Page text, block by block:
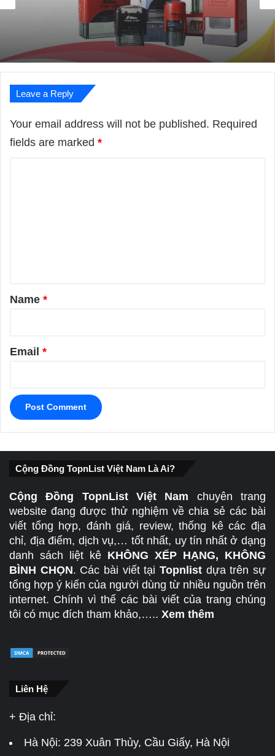
28/08/2022
Top 10 Địa Chỉ Khắc Dấu Uy Tín Ở Hà Nội
Leave a Reply
Your email address will not be published. Required
fields are marked *
*
Name *
Email *
Cộng Đồng TopnList Việt Nam Là Ai?
Cộng Đồng TopnList Việt Nam chuyên trang
website đang được thử nghiệm về chia sẻ các bài
viết tổng hợp, đánh giá, review, thống kê các địa
chỉ, địa điểm, dịch vụ,… tốt nhất, uy tín nhất ở dạng
danh sách liệt kê KHÔNG XẾP HẠNG, KHÔNG
BÌNH CHỌN. Các bài viết tạiTopnlist dựa trên sự
tổng hợp ý kiến của người dùng từ nhiều nguồn trên
internet. Chính vì thế các bài viết của trang chúng
tôi có mục đích tham khảo,….. Xem thêm
Liên Hệ
+ Địa chỉ:
Hà Nội: 239 Xuân Thủy, Cầu Giấy, Hà Nội